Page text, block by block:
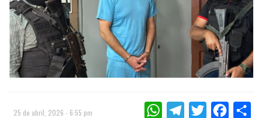
25 de abril, 2026 - 6:55 pm WHATSAPPTELEGRAMTWITTER